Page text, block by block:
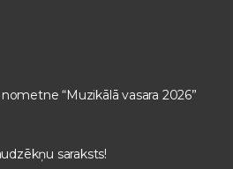
“Muzikālā vasara 2026”
saraksts!